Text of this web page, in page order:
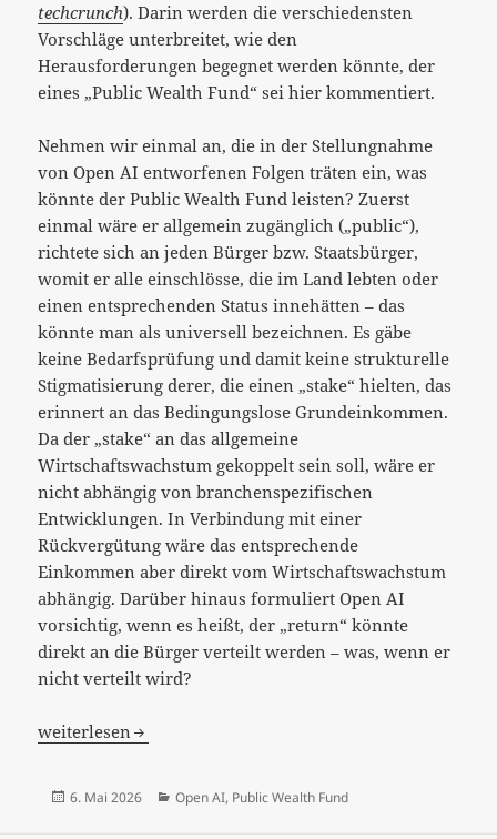
techcrunch). Darin werden die verschiedensten
Vorschläge unterbreitet, wie den
Herausforderungen begegnet werden könnte, der
eines „Public Wealth Fund“ sei hier kommentiert.
Nehmen wir einmal an, die in der Stellungnahme
von Open AI entworfenen Folgen träten ein, was
könnte der Public Wealth Fund leisten? Zuerst
einmal wäre er allgemein zugänglich („public“),
richtete sich an jeden Bürger bzw. Staatsbürger,
womit er alle einschlösse, die im Land lebten oder
einen entsprechenden Status innehätten – das
könnte man als universell bezeichnen. Es gäbe
keine Bedarfsprüfung und damit keine strukturelle
Stigmatisierung derer, die einen „stake“ hielten, das
erinnert an das Bedingungslose Grundeinkommen.
Da der „stake“ an das allgemeine
Wirtschaftswachstum gekoppelt sein soll, wäre er
nicht abhängig von branchenspezifischen
Entwicklungen. In Verbindung mit einer
Rückvergütung wäre das entsprechende
Einkommen aber direkt vom Wirtschaftswachstum
abhängig. Darüber hinaus formuliert Open AI
vorsichtig, wenn es heißt, der „return“ könnte
direkt an die Bürger verteilt werden – was, wenn er
nicht verteilt wird?
„Public Wealth Fund“ – Worum geht es?
weiterlesen
Veröffentlicht
6. Mai 2026 Kategorien
Open AI, Public Wealth Fund